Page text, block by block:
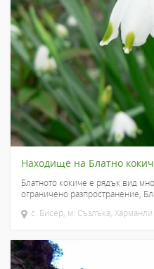
Находище на Блатно
Блатното кокиче е рядък вид
ограничено разпространение,
с. Бисер, м. Съзлъка, Харманли